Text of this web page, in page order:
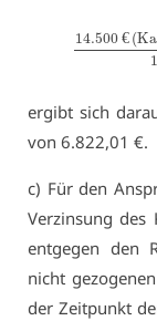
14.500 €
er­gibt sich
von 6.822,01 €.
c) Für den
Ver­zin­sung des
ent­ge­gen den
nicht
der Zeit­punkt